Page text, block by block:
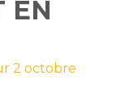
EN
2 octobre